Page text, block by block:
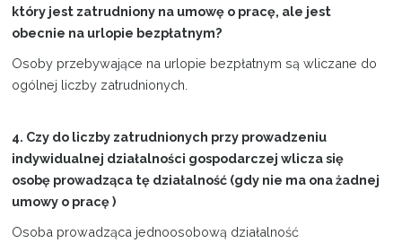
który jest zatrudniony na umowę o pracę, ale jest
obecnie na urlopie bezpłatnym?
Osoby przebywające na urlopie bezpłatnym są wliczane do
ogólnej liczby zatrudnionych.
4. Czy do liczby zatrudnionych przy prowadzeniu
indywidualnej działalności gospodarczej wlicza się
osobę prowadząca tę działalność (gdy nie ma ona żadnej
umowy o pracę )
Osoba prowadząca jednoosobową działalność